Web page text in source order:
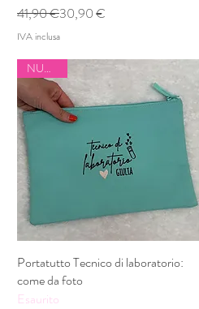
Prezzo regolare
41,90 €
Prezzo scontato
30,90 €
IVA inclusa
Vista rapida
NUOVO
Portatutto Tecnico di laboratorio:
come da foto
Esaurito